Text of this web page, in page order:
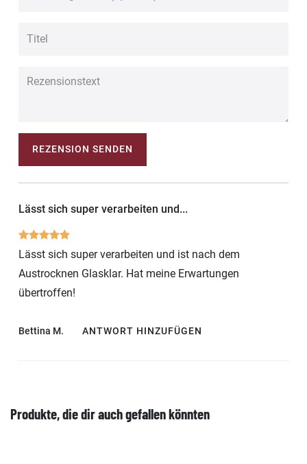
REZENSION SENDEN
Lässt sich super verarbeiten und...
Lässt sich super verarbeiten und ist nach dem
Austrocknen Glasklar. Hat meine Erwartungen
übertroffen!
Bettina M. ANTWORT HINZUFÜGEN
Produkte, die dir auch gefallen könnten